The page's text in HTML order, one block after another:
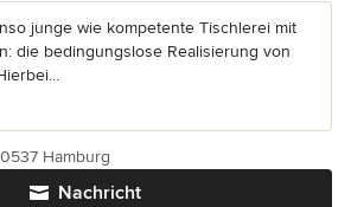
junge wie kompetente Tischlerei mit
die bedingungslose Realisierung von
Nachricht
Hamburg